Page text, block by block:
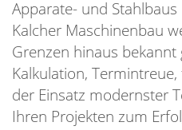
Apparate- und
Kalcher Maschinenbau
Grenzen hinaus bekannt
Kalkulation,
der Einsatz modernster
Ihren Projekten zum